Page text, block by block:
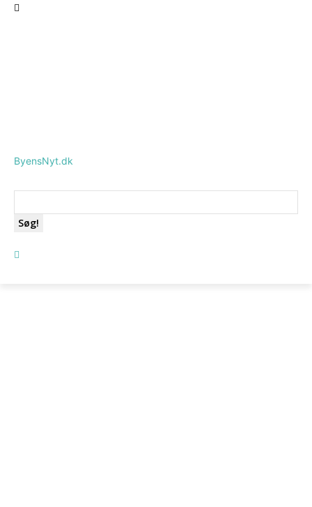
ByensNyt.dk
Søg!